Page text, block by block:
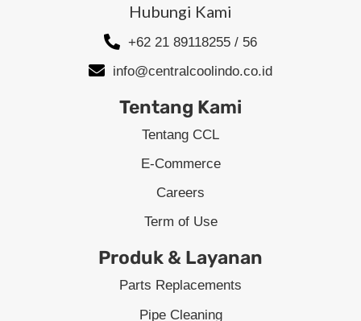
Hubungi Kami
+62 21 89118255 / 56
info@centralcoolindo.co.id
Tentang Kami
Tentang CCL
E-Commerce
Careers
Term of Use
Produk & Layanan
Parts Replacements
Pipe Cleaning